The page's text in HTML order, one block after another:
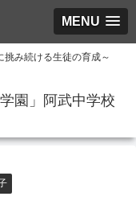
MENU
み続ける生徒の育成～
園」阿武中学校